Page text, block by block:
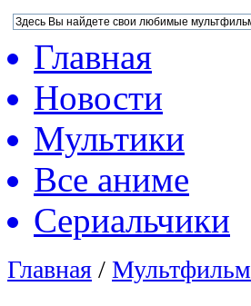
Главная
Новости
Мультики
Все аниме
Сериальчики
Главная / Мультфильм